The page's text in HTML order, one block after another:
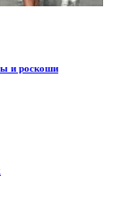
и роскоши